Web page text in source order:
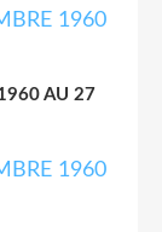
AU 27